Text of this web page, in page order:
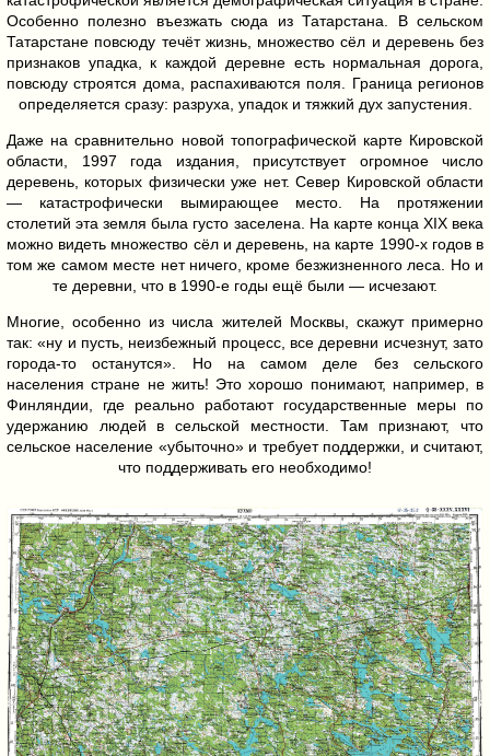
Особенно полезно въезжать сюда из Татарстана. В сельском
Татарстане повсюду течёт жизнь, множество сёл и деревень без
признаков упадка, к каждой деревне есть нормальная дорога,
повсюду строятся дома, распахиваются поля. Граница регионов
определяется сразу: разруха, упадок и тяжкий дух запустения.
Даже на сравнительно новой топографической карте Кировской
области, 1997 года издания, присутствует огромное число
деревень, которых физически уже нет. Север Кировской области
— катастрофически вымирающее место. На протяжении
столетий эта земля была густо заселена. На карте конца XIX века
можно видеть множество сёл и деревень, на карте 1990-х годов в
том же самом месте нет ничего, кроме безжизненного леса. Но и
те деревни, что в 1990-е годы ещё были — исчезают.
Многие, особенно из числа жителей Москвы, скажут примерно
так: «ну и пусть, неизбежный процесс, все деревни исчезнут, зато
города-то останутся». Но на самом деле без сельского
населения стране не жить! Это хорошо понимают, например, в
Финляндии, где реально работают государственные меры по
удержанию людей в сельской местности. Там признают, что
сельское население «убыточно» и требует поддержки, и считают,
что поддерживать его необходимо!